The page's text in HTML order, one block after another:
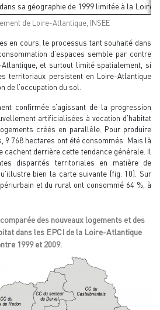
sa géographie de 1999 limitée à la
de Loire-Atlantique, INSEE
en cours, le processus tant souhaité dans
d’espaces semble par contre
et surtout limité spatialement, si
territoriaux persistent en Loire-Atlantique
de l’occupation du sol.
confirmée s’agissant de la progression
artificialisées à vocation d’habitat
créés en parallèle. Pour produire
9 768 hectares ont été consommés. Mais là
cachent derrière cette tendance générale. Il
disparités territoriales en matière de
bien la carte suivante (fig. 10). Sur
et du rural ont consommé 64 %, à
des nouveaux logements et des
dans les EPCI de la Loire-Atlantique
1999 et 2009.